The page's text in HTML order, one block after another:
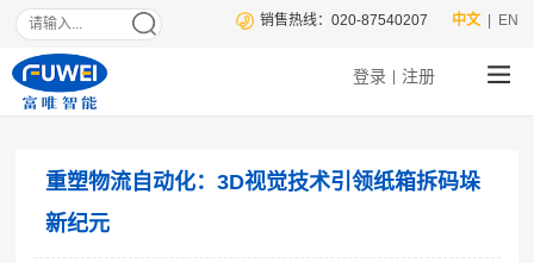
| EN
中文
销售热线：020-87540207
登录 注册
重塑物流自动化：3D视觉技术引领纸箱拆码垛
新纪元